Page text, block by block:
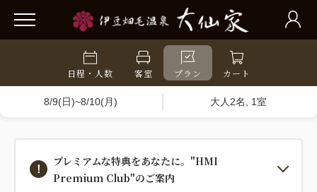
日程・人数 客室 プラン カート
8/9(日)~8/10(月) 大人2名, 1室
プレミアムな特典をあなたに。"HMI
Premium Club"のご案内